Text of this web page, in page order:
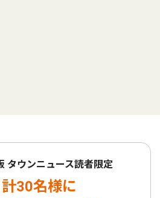
タウンニュース読者限定
30名様に